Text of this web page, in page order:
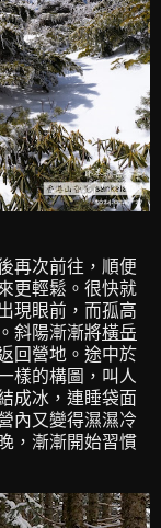
再次前往，順便
更輕鬆。很快就
現眼前，而孤高
斜陽漸漸將橫岳
回營地。途中於
樣的構圖，叫人
成冰，連睡袋面
內又變得濕濕冷
，漸漸開始習慣